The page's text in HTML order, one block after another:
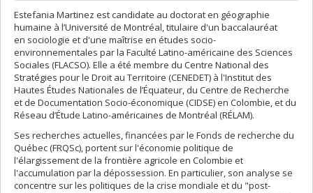
Estefania Martinez est candidate au doctorat en géographie
humaine à l’Université de Montréal, titulaire d'un baccalauréat
en sociologie et d'une maîtrise en études socio-
environnementales par la Faculté Latino-américaine des Sciences
Sociales (FLACSO). Elle a été membre du Centre National des
Stratégies pour le Droit au Territoire (CENEDET) à l'Institut des
Hautes Études Nationales de l’Équateur, du Centre de Recherche
et de Documentation Socio-économique (CIDSE) en Colombie, et du
Réseau d’Étude Latino-américaines de Montréal (RÉLAM).
Ses recherches actuelles, financées par le Fonds de recherche du
Québec (FRQSc), portent sur l'économie politique de
l'élargissement de la frontière agricole en Colombie et
l'accumulation par la dépossession. En particulier, son analyse se
concentre sur les politiques de la crise mondiale et du "post-